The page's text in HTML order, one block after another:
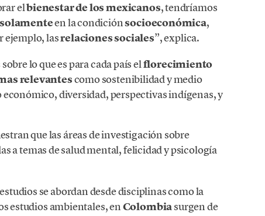
elbienestar de los mexicanos, tendríamos
en la condiciónsocioeconómica,
ejemplo, lasrelaciones sociales”, explica.
lo que es para cada país elflorecimiento
relevantescomo sostenibilidad y medio
diversidad, perspectivas indígenas, y
que las áreas de investigación sobre
a temas de salud mental, felicidad y psicología
se abordan desde disciplinas como la
estudios ambientales, en Colombiasurgen de